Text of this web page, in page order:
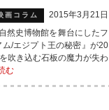
画コラム
2015年3月21日
然史博物館を舞台にしたフ
/エジプト王の秘密』が20
吹き込む石板の魔力が失わ
む